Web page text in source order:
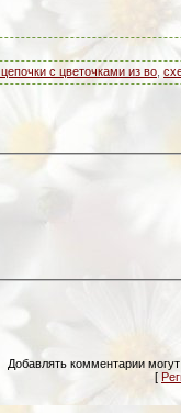
с цветочками из во
Добавлять комментарии
[